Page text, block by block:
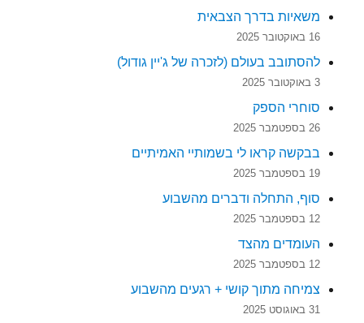
משאיות בדרך הצבאית
16 באוקטובר 2025
להסתובב בעולם (לזכרה של ג'יין גודול)
3 באוקטובר 2025
סוחרי הספק
26 בספטמבר 2025
בבקשה קראו לי בשמותיי האמיתיים
19 בספטמבר 2025
סוף, התחלה ודברים מהשבוע
12 בספטמבר 2025
העומדים מהצד
12 בספטמבר 2025
צמיחה מתוך קושי + רגעים מהשבוע
31 באוגוסט 2025